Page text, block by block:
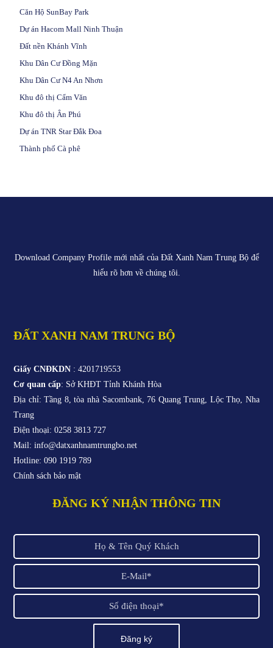
Căn Hộ SunBay Park
Dự án Hacom Mall Ninh Thuận
Đất nền Khánh Vĩnh
Khu Dân Cư Đồng Mặn
Khu Dân Cư N4 An Nhơn
Khu đô thị Cẩm Văn
Khu đô thị Ân Phú
Dự án TNR Star Đắk Đoa
Thành phố Cà phê
Download Company Profile mới nhất của Đất Xanh Nam Trung Bộđể
hiểu rõ hơn về chúng tôi.
ĐẤT XANH NAM TRUNG BỘ
Giấy CNĐKDN : 4201719553
Cơ quan cấp: Sở KHĐT Tỉnh Khánh Hòa
Địa chỉ: Tầng 8, tòa nhà Sacombank, 76 Quang Trung, Lộc Thọ, Nha
Trang
Điện thoại: 0258 3813 727
Mail: info@datxanhnamtrungbo.net
Hotline: 090 1919 789
Chính sách bảo mật
ĐĂNG KÝ NHẬN THÔNG TIN